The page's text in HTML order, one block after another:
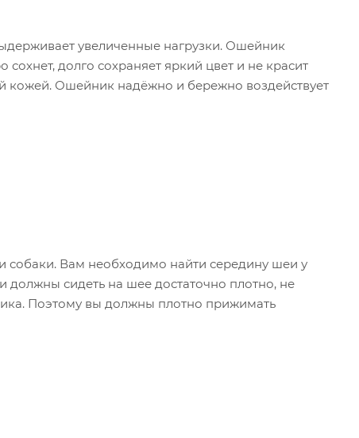
увеличенные нагрузки. Ошейник
долго сохраняет яркий цвет и не красит
кожей. Ошейник надёжно и бережно воздействует
собаки. Вам необходимо найти середину шеи у
сидеть на шее достаточно плотно, не
Поэтому вы должны плотно прижимать